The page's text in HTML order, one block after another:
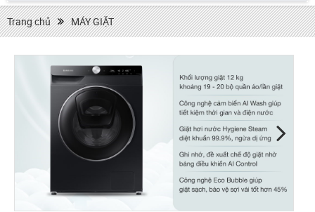
Trang chủ MÁY GIẶT